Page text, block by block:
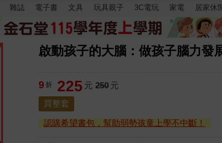
雜誌 電子書 文具 玩具親子 3C電玩 家電 居家休
啟動孩子的大腦：做孩子腦力發
9 折 225 元 250 元
買整套
認購希望書包，幫助弱勢孩童上學不中斷！